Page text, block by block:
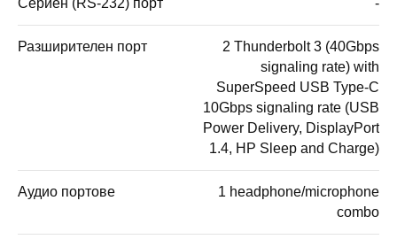
Сериен (RS-232) порт -
Разширителен порт
2 Thunderbolt 3 (40Gbps
signaling rate) with
SuperSpeed USB Type-C
10Gbps signaling rate (USB
Power Delivery, DisplayPort
1.4, HP Sleep and Charge)
Аудио портове
1 headphone/microphone
combo